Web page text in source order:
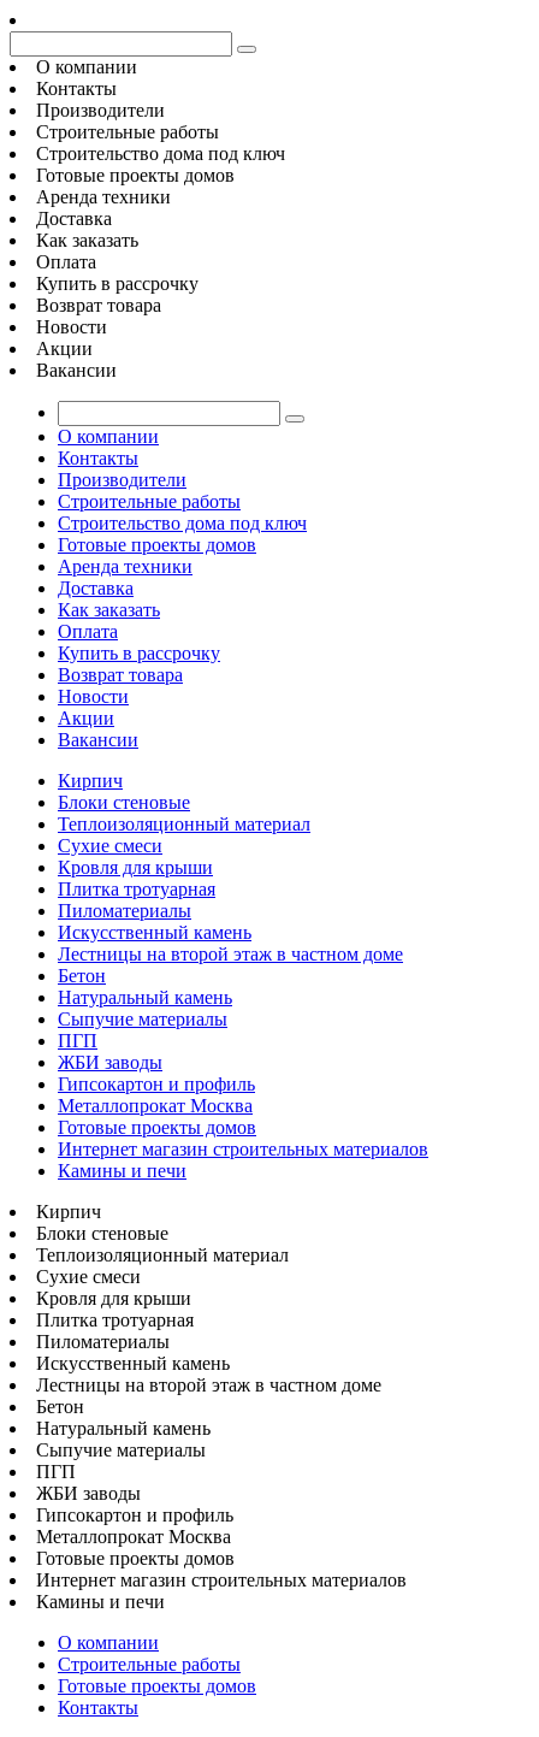
О компании
Контакты
Производители
Строительные работы
Строительство дома под ключ
Готовые проекты домов
Аренда техники
Доставка
Как заказать
Оплата
Купить в рассрочку
Возврат товара
Новости
Акции
Вакансии
О компании
Контакты
Производители
Строительные работы
Строительство дома под ключ
Готовые проекты домов
Аренда техники
Доставка
Как заказать
Оплата
Купить в рассрочку
Возврат товара
Новости
Акции
Вакансии
Кирпич
Блоки стеновые
Теплоизоляционный материал
Сухие смеси
Кровля для крыши
Плитка тротуарная
Пиломатериалы
Искусственный камень
Лестницы на второй этаж в частном доме
Бетон
Натуральный камень
Сыпучие материалы
ПГП
ЖБИ заводы
Гипсокартон и профиль
Металлопрокат Москва
Готовые проекты домов
Интернет магазин строительных материалов
Камины и печи
Кирпич
Блоки стеновые
Теплоизоляционный материал
Сухие смеси
Кровля для крыши
Плитка тротуарная
Пиломатериалы
Искусственный камень
Лестницы на второй этаж в частном доме
Бетон
Натуральный камень
Сыпучие материалы
ПГП
ЖБИ заводы
Гипсокартон и профиль
Металлопрокат Москва
Готовые проекты домов
Интернет магазин строительных материалов
Камины и печи
О компании
Строительные работы
Готовые проекты домов
Контакты